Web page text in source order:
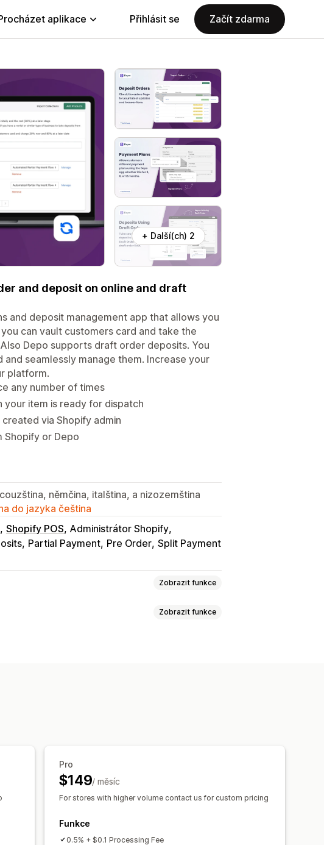
aplikace Přihlásit se Začít zdarma
+ Další(ch) 2
and deposit on online and draft
and deposit management app that allows you
can vault customers card and take the
Depo supports draft order deposits. You
seamlessly manage them. Increase your
platform.
any number of times
item is ready for dispatch
via Shopify admin
Shopify or Depo
němčina, italština, a nizozemština
do jazyka čeština
Shopify POS Administrátor Shopify
Partial Payment Pre Order Split Payment
Zobrazit funkce
Zobrazit funkce
nacenění
Pro
$149/ měsíc
For stores with higher volume contact us for custom pricing
Funkce
0.5% + $0.1 Processing Fee